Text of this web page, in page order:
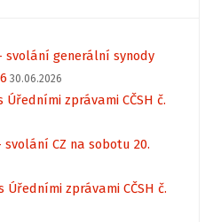
svolání generální synody
30.06.2026
Úředními zprávami CČSH č.
svolání CZ na sobotu 20.
Úředními zprávami CČSH č.